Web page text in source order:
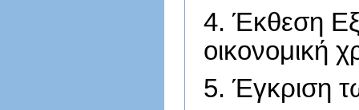
4. Έκθεση
οικονομική
5. Έγκριση